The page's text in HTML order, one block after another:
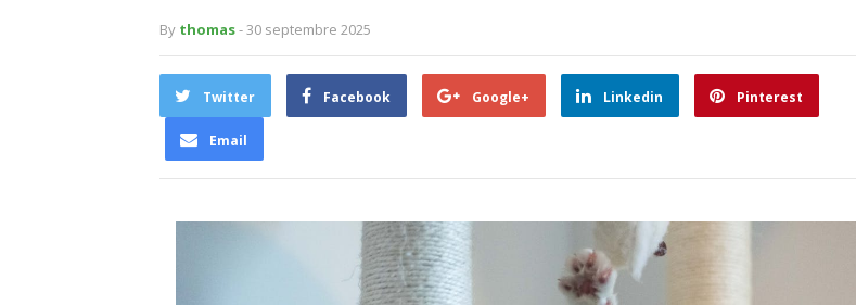
By thomas- 30 septembre 2025
Twitter Facebook Google+ Linkedin Pinterest
Email